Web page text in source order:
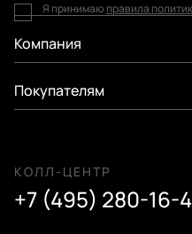
Компания
Покупателям
КОЛЛ-ЦЕНТР
+7 (495) 280-16-
Я принимаю правила